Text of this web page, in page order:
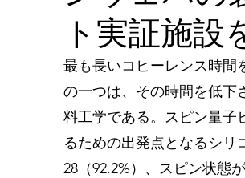
ト実証施設
最も長いコヒーレンス時間
の一つは、その時間を低下
料工学である。スピン量子
るための出発点となるシリ
28（92.2%）、スピン状態